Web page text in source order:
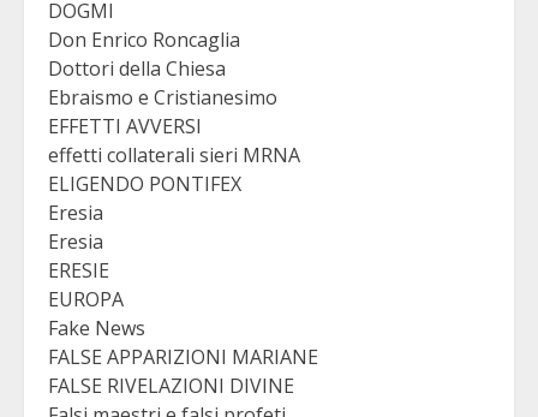
DOGMI
Don Enrico Roncaglia
Dottori della Chiesa
Ebraismo e Cristianesimo
EFFETTI AVVERSI
effetti collaterali sieri MRNA
ELIGENDO PONTIFEX
Eresia
Eresia
ERESIE
EUROPA
Fake News
FALSE APPARIZIONI MARIANE
FALSE RIVELAZIONI DIVINE